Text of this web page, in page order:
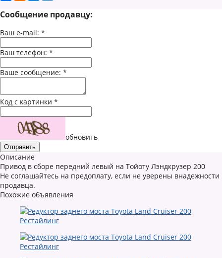
Сообщение продавцу:
Ваш e-mail: *
Ваш телефон: *
Ваше сообщение: *
Код с картинки *
обновить
Описание
Привод в сборе передний левый на Тойоту Лэндкрузер 200
Не соглашайтесь на предоплату, если не уверены внадежности
продавца.
Похожие объявления